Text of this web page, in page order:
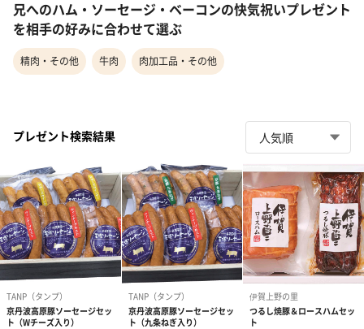
兄へのハム・ソーセージ・ベーコンの快気祝いプレゼント
を相手の好みに合わせて選ぶ
精肉・その他 牛肉 肉加工品・その他
プレゼント検索結果